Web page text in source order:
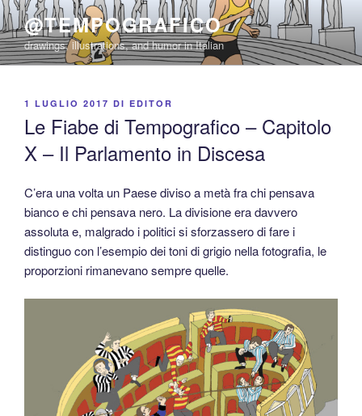
Salta
al
contenuto
@TEMPOGRAFICO
drawings, illustrations, and humor in Italian
PUBBLICATO
1 LUGLIO 2017 DI EDITOR
Le Fiabe di Tempografico – Capitolo
X – Il Parlamento in Discesa
C’era una volta un Paese diviso a metà fra chi pensava
bianco e chi pensava nero. La divisione era davvero
assoluta e, malgrado i politici si sforzassero di fare i
distinguo con l’esempio dei toni di grigio nella fotografia, le
proporzioni rimanevano sempre quelle.